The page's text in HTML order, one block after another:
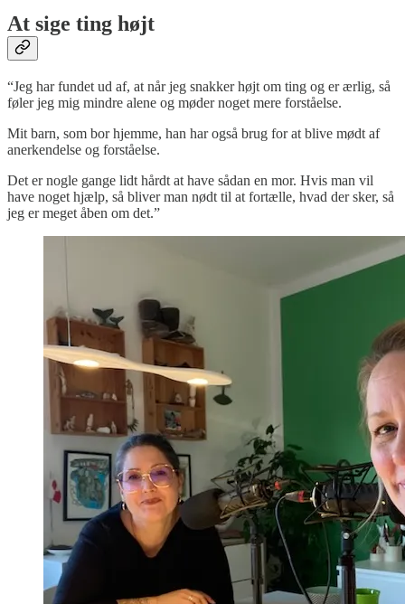
At sige ting højt
“Jeg har fundet ud af, at når jeg snakker højt om ting og er ærlig, så
føler jeg mig mindre alene og møder noget mere forståelse.
Mit barn, som bor hjemme, han har også brug for at blive mødt af
anerkendelse og forståelse.
Det er nogle gange lidt hårdt at have sådan en mor. Hvis man vil
have noget hjælp, så bliver man nødt til at fortælle, hvad der sker, så
jeg er meget åben om det.”